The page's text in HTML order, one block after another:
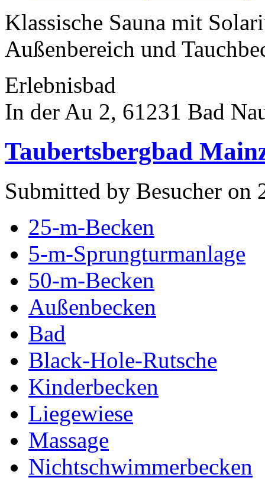
Klassische Sauna mit
Außenbereich und
Erlebnisbad
In der Au 2, 61231 Bad
Taubertsbergbad
Submitted by Besucher on
25-m-Becken
5-m-Sprungturmanlage
50-m-Becken
Außenbecken
Bad
Black-Hole-Rutsche
Kinderbecken
Liegewiese
Massage
Nichtschwimmerbecken